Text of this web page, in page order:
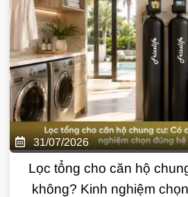
chọn giải pháp xử lý phù hợp.
31/07/2026
Lọc tổng cho căn hộ
không? Kinh nghiệm